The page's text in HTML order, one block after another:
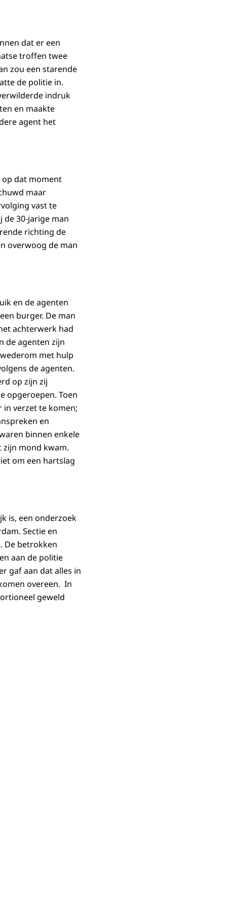
dat er een
troffen twee
zou een starende
de politie in.
indruk
en maakte
agent het
op dat moment
maar
vast te
30-jarige man
richting de
overwoog de man
en de agenten
burger. De man
achterwerk had
de agenten zijn
met hulp
de agenten.
op zijn zij
opgeroepen. Toen
in verzet te komen;
en
binnen enkele
zijn mond kwam.
om een hartslag
is, een onderzoek
Sectie en
De betrokken
aan de politie
gaf aan dat alles in
overeen. In
geweld